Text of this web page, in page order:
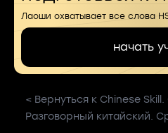
Лаоши охватывает все слова
начать
< Вернуться к Chinese
Разговорный китайский.